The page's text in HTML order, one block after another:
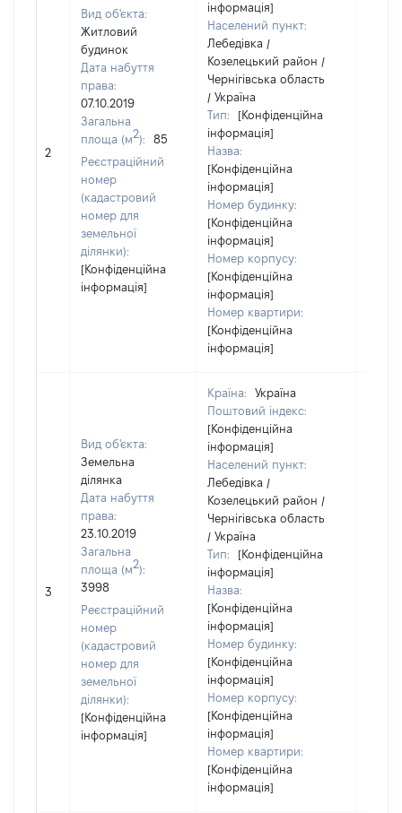
2
Вид об'єкта:
Житловий
будинок
Дата набуття
права:
07.10.2019
Загальна
площа (м2):
85
Реєстраційний
номер
(кадастровий
номер для
земельної
ділянки):
[Конфіденційна
інформація]
інформація]
Населений пункт:
Лебедівка /
Козелецький район /
Чернігівська область
/ Україна
Тип:
[Конфіденційна
інформація]
Назва:
[Конфіденційна
інформація]
Номер будинку:
[Конфіденційна
інформація]
Номер корпусу:
[Конфіденційна
інформація]
Номер квартири:
[Конфіденційна
інформація]
3
Вид об'єкта:
Земельна
ділянка
Дата набуття
права:
23.10.2019
Загальна
площа (м2):
3998
Реєстраційний
номер
(кадастровий
номер для
земельної
ділянки):
[Конфіденційна
інформація]
Країна:
Україна
Поштовий індекс:
[Конфіденційна
інформація]
Населений пункт:
Лебедівка /
Козелецький район /
Чернігівська область
/ Україна
Тип:
[Конфіденційна
інформація]
Назва:
[Конфіденційна
інформація]
Номер будинку:
[Конфіденційна
інформація]
Номер корпусу:
[Конфіденційна
інформація]
Номер квартири:
[Конфіденційна
інформація]